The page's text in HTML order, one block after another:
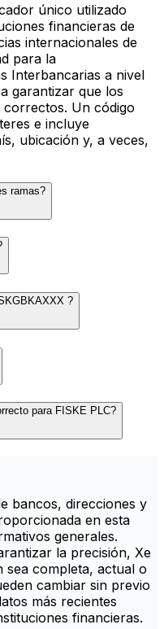
único utilizado
financieras de
internacionales de
para la
Interbancarias a nivel
garantizar que los
correctos. Un código
e incluye
ubicación y, a veces,
ramas?
?
para FISKE PLC?
bancos, direcciones y
en esta
generales.
la precisión, Xe
sea completa, actual o
cambiar sin previo
más recientes
financieras.